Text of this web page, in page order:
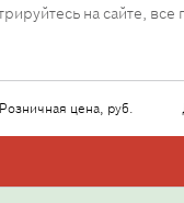
на сайте, все
Розничная цена, руб.